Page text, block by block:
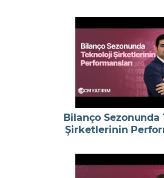
Bilanço Sezonunda
Şirketlerinin